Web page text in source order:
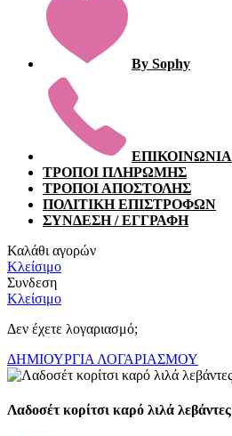
By Sophy
ΕΠΙΚΟΙΝΩΝΙΑ
ΤΡΟΠΟΙ ΠΛΗΡΩΜΗΣ
ΤΡΟΠΟΙ ΑΠΟΣΤΟΛΗΣ
ΠΟΛΙΤΙΚΗ ΕΠΙΣΤΡΟΦΩΝ
ΣΥΝΔΕΣΗ / ΕΓΓΡΑΦΗ
Καλάθι αγορών
Κλείσιμο
Συνδεση
Κλείσιμο
Δεν έχετε λογαριασμό;
ΔΗΜΙΟΥΡΓΙΑ ΛΟΓΑΡΙΑΣΜΟΥ
Λαδοσέτ κορίτσι καρό λιλά λεβάντες